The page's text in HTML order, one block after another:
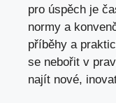
pro úspěch je
normy a
příběhy a
se nebořit v
najít nové,